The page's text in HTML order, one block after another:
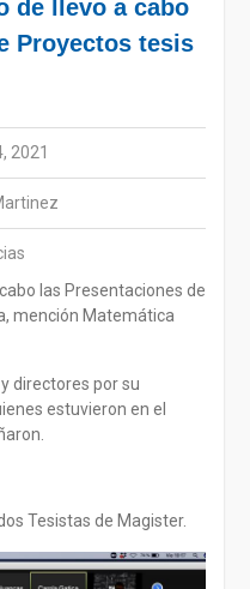
de llevo a cabo
Proyectos tesis
2021
las Presentaciones de
mención Matemática
directores por su
estuvieron en el
Tesistas de Magister.